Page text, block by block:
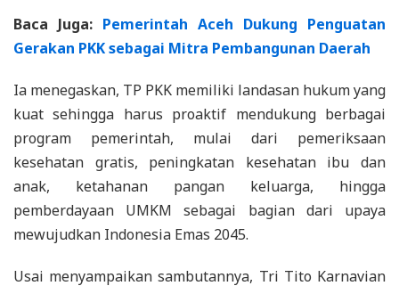
Baca Juga: Pemerintah Aceh Dukung Penguatan
Gerakan PKK sebagai Mitra Pembangunan Daerah
Ia menegaskan, TP PKK memiliki landasan hukum yang
kuat sehingga harus proaktif mendukung berbagai
program pemerintah, mulai dari pemeriksaan
kesehatan gratis, peningkatan kesehatan ibu dan
anak, ketahanan pangan keluarga, hingga
pemberdayaan UMKM sebagai bagian dari upaya
mewujudkan Indonesia Emas 2045.
Usai menyampaikan sambutannya, Tri Tito Karnavian